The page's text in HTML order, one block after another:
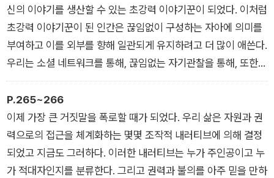
객관적인 정보보다 박진감이 있어서 더 잘 전달되고 더 많이 이야
기되었기 때문이다. 인류 역사의 어느 시점부터 미화되거나 완전
히 꾸며낸 이야기를 전하는 것이 진화적 우월성으로 이어지는 생
존 요인이 되었다.
말하자면 허구에 의한 생존Survival by Fiction이다. 그리고 곧
이야기는 우리가 서로에게 경고하거나 위로하는 방식, 우리가 스
스로 세상을 설명하는 방식, 모든 인간이 자신에 대해 말하는 방
식으로 바뀌었다.
3장 「거부」 중
종파의 지도자가 된 사람이 유대인 체제와 로마의 통치 세력에 맞
서다가 결국 그로 인해(그리고 우리의 죄를 위해) 십자가에 못 박
힌다. 이야기 : 종교에 기반을 둔 전형적인 메시아. 내러티브 : 이
타심, 자비, 지혜를 통한 초월.
4장 「멘토와의 만남」 중
신의 이야기를 생산할 수 있는 초강력 이야기꾼이 되었다. 이처럼
초강력 이야기꾼이 된 인간은 끊임없이 구성하는 자아에 의미를
부여하고 이를 외부를 향해 일관되게 유지하려고 더 많이 애쓴다.
우리는 소셜 네트워크를 통해, 끊임없는 자기관찰을 통해, 또한
보이지 않는 무수한 타인의 인지에 비추어 봄으로써 우리 자신이
되려고 노력하는 과정에서 끊임없이 서사된 자아가 된다. 그리고
이러한 서사된 자아에 담긴 허구성은 타인의 자기 서사와 경쟁을
벌인다.
5장 「첫 번째 문턱을 넘다」 중
P.265~266
이제 가장 큰 거짓말을 폭로할 때가 되었다. 우리 삶은 자원과 권
력으로의 접근을 체계화하는 몇몇 조작적 내러티브에 의해 결정
되었고 지금도 그러하다. 이러한 내러티브는 누가 주인공이고 누
가 적대자인지를 분류한다. 그리고 권력과 불의를 아주 믿을 만하